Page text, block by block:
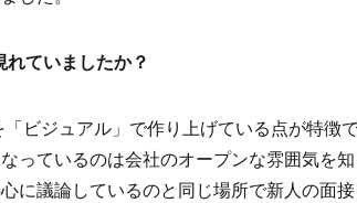
ていましたか？
ビジュアル」で作り上げている点が特徴で
っているのは会社のオープンな雰囲気を
に議論しているのと同じ場所で新人の面